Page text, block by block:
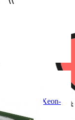
4110 Xeon-